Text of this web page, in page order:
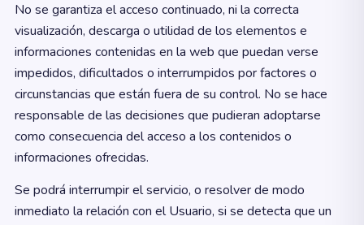
No se garantiza el acceso continuado, ni la correcta
visualización, descarga o utilidad de los elementos e
informaciones contenidas en la web que puedan verse
impedidos, dificultados o interrumpidos por factores o
circunstancias que están fuera de su control. No se hace
responsable de las decisiones que pudieran adoptarse
como consecuencia del acceso a los contenidos o
informaciones ofrecidas.
Se podrá interrumpir el servicio, o resolver de modo
inmediato la relación con el Usuario, si se detecta que un